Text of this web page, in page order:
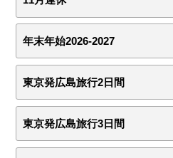
年末年始2026-2027
東京発広島旅行2日間
東京発広島旅行3日間